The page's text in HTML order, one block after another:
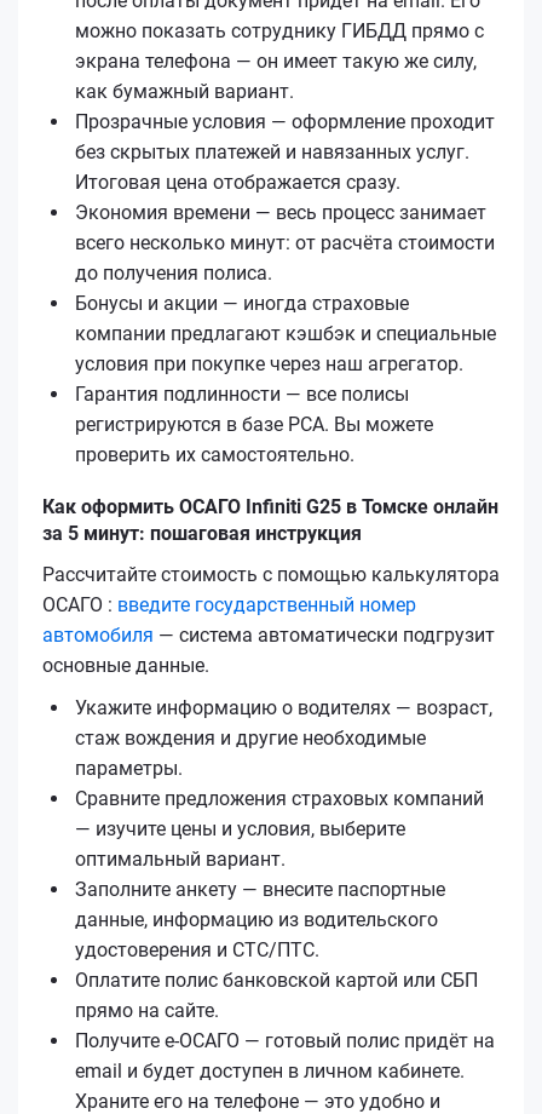
можно показать сотруднику ГИБДД прямо с
экрана телефона — он имеет такую же силу,
как бумажный вариант.
Прозрачные условия — оформление проходит
без скрытых платежей и навязанных услуг.
Итоговая цена отображается сразу.
Экономия времени — весь процесс занимает
всего несколько минут: от расчёта стоимости
до получения полиса.
Бонусы и акции — иногда страховые
компании предлагают кэшбэк и специальные
условия при покупке через наш агрегатор.
Гарантия подлинности — все полисы
регистрируются в базе РСА. Вы можете
проверить их самостоятельно.
Как оформить ОСАГО Infiniti G25 в Томске онлайн
за 5 минут: пошаговая инструкция
Рассчитайте стоимость с помощью калькулятора
ОСАГО : введите государственный номер
автомобиля — система автоматически подгрузит
основные данные.
Укажите информацию о водителях — возраст,
стаж вождения и другие необходимые
параметры.
Сравните предложения страховых компаний
— изучите цены и условия, выберите
оптимальный вариант.
Заполните анкету — внесите паспортные
данные, информацию из водительского
удостоверения и СТС/ПТС.
Оплатите полис банковской картой или СБП
прямо на сайте.
Получите е‑ОСАГО — готовый полис придёт на
email и будет доступен в личном кабинете.
Храните его на телефоне — это удобно и